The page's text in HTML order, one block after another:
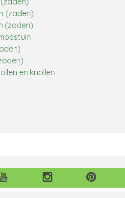
(zaden)
(zaden)
en knollen
ons
Volg
ons
Volg
ons